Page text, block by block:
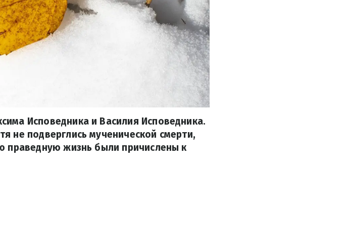
Исповедника и Василия Исповедника.
не подверглись мученической смерти,
праведную жизнь были причислены к